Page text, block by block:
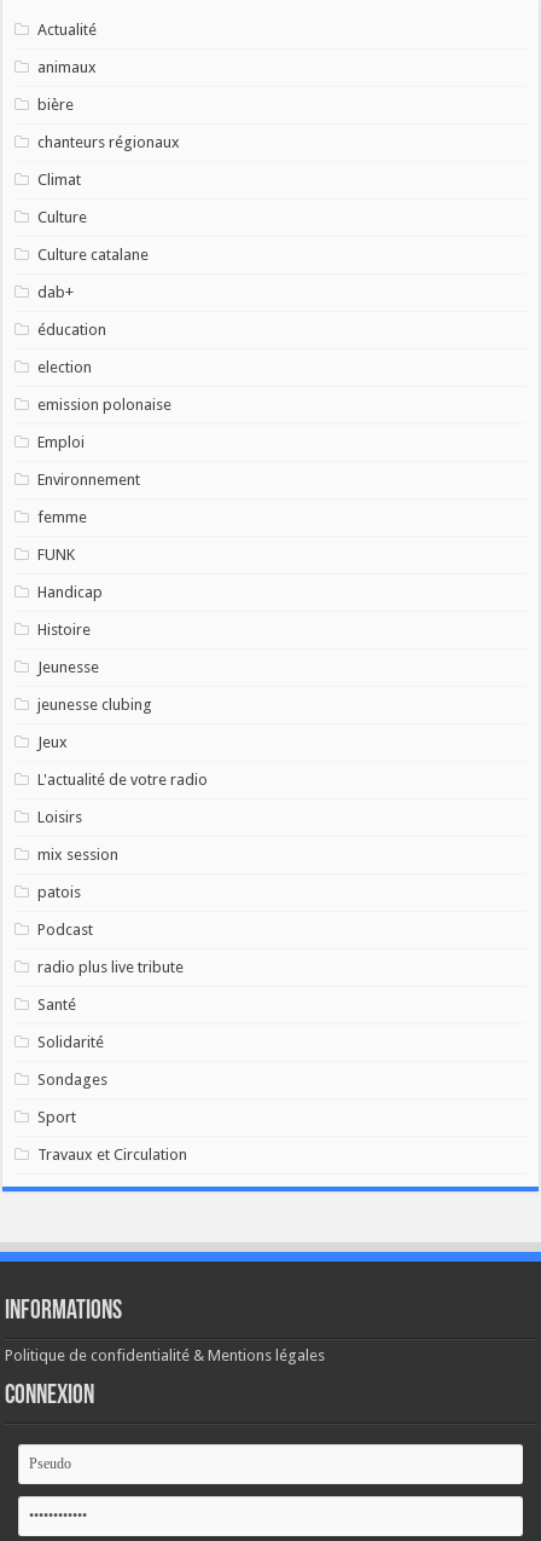
Actualité
animaux
bière
chanteurs régionaux
Climat
Culture
Culture catalane
dab+
éducation
election
emission polonaise
Emploi
Environnement
femme
FUNK
Handicap
Histoire
Jeunesse
jeunesse clubing
Jeux
L'actualité de votre radio
Loisirs
mix session
patois
Podcast
radio plus live tribute
Santé
Solidarité
Sondages
Sport
Travaux et Circulation
Informations
Politique de confidentialité & Mentions légales
Connexion